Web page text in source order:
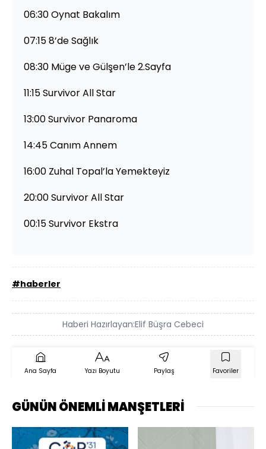
06:30 Oynat Bakalım
07:15 8’de Sağlık
08:30 Müge ve Gülşen’le 2.Sayfa
11:15 Survivor All Star
13:00 Survivor Panaroma
14:45 Canım Annem
16:00 Zuhal Topal’la Yemekteyiz
20:00 Survivor All Star
00:15 Survivor Ekstra
#haberler
Haberi Hazırlayan:Elif Büşra Cebeci
Ana Sayfa Yazı Boyutu Paylaş Favoriler
GÜNÜN ÖNEMLİ MANŞETLERİ